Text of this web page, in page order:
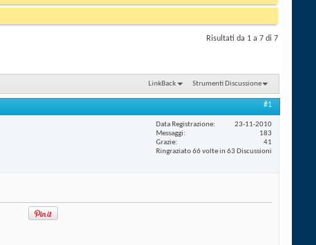
Risultati da 1 a 7 di 7
LinkBack Strumenti Discussione
#1
Data Registrazione
23-11-2010
Messaggi
183
Grazie
41
Ringraziato 66 volte in 63 Discussioni